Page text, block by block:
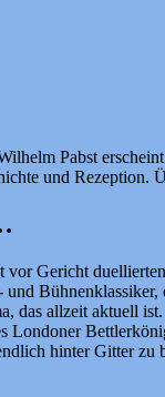
Pabst
und Rezeption.
Gericht
das allzeit aktuell
Londoner
hinter Gitter